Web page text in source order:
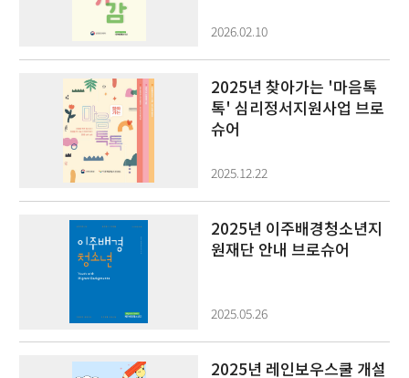
2026.02.10
2025년 찾아가는 '마음톡
톡' 심리정서지원사업 브로
슈어
2025.12.22
2025년 이주배경청소년지
원재단 안내 브로슈어
2025.05.26
2025년 레인보우스쿨 개설